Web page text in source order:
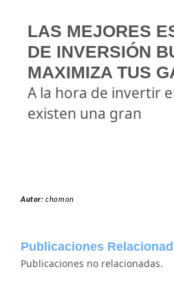
LAS MEJORES
DE INVERSIÓN
MAXIMIZA TUS
A la hora de invertir
existen una gran
Autor:chomon
Publicaciones
Publicaciones no relacionadas.